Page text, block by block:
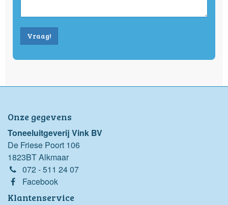
Vraag!
Onze gegevens
Toneeluitgeverij Vink BV
De Friese Poort 106
1823BT Alkmaar
072 - 511 24 07
Facebook
Klantenservice